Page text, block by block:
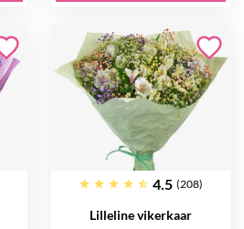
4.5 (208)
Lilleline vikerkaar